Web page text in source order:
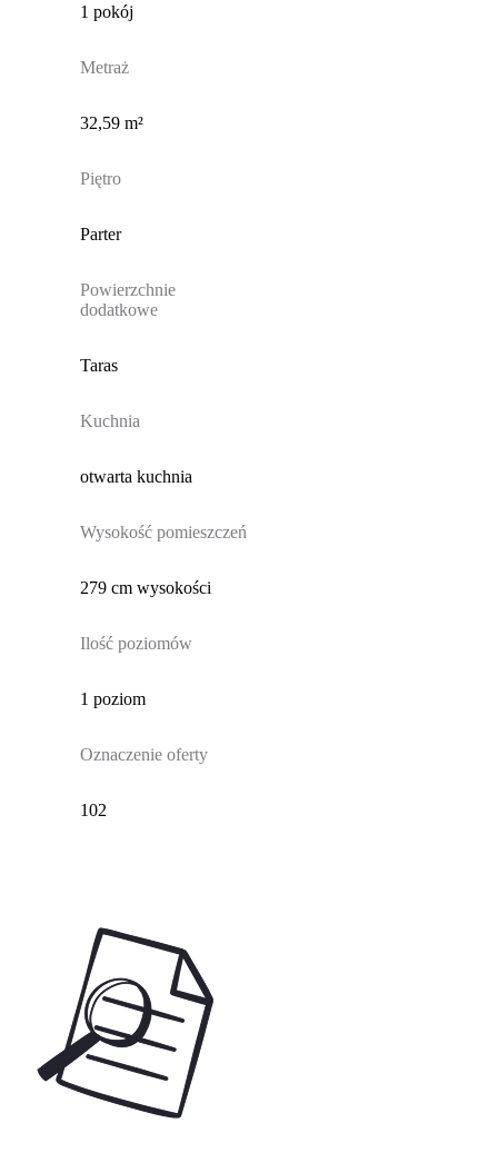
1 pokój
Metraż
32,59 m²
Piętro
Parter
Powierzchnie
dodatkowe
Taras
Kuchnia
otwarta kuchnia
Wysokość pomieszczeń
279 cm wysokości
Ilość poziomów
1 poziom
Oznaczenie oferty
102